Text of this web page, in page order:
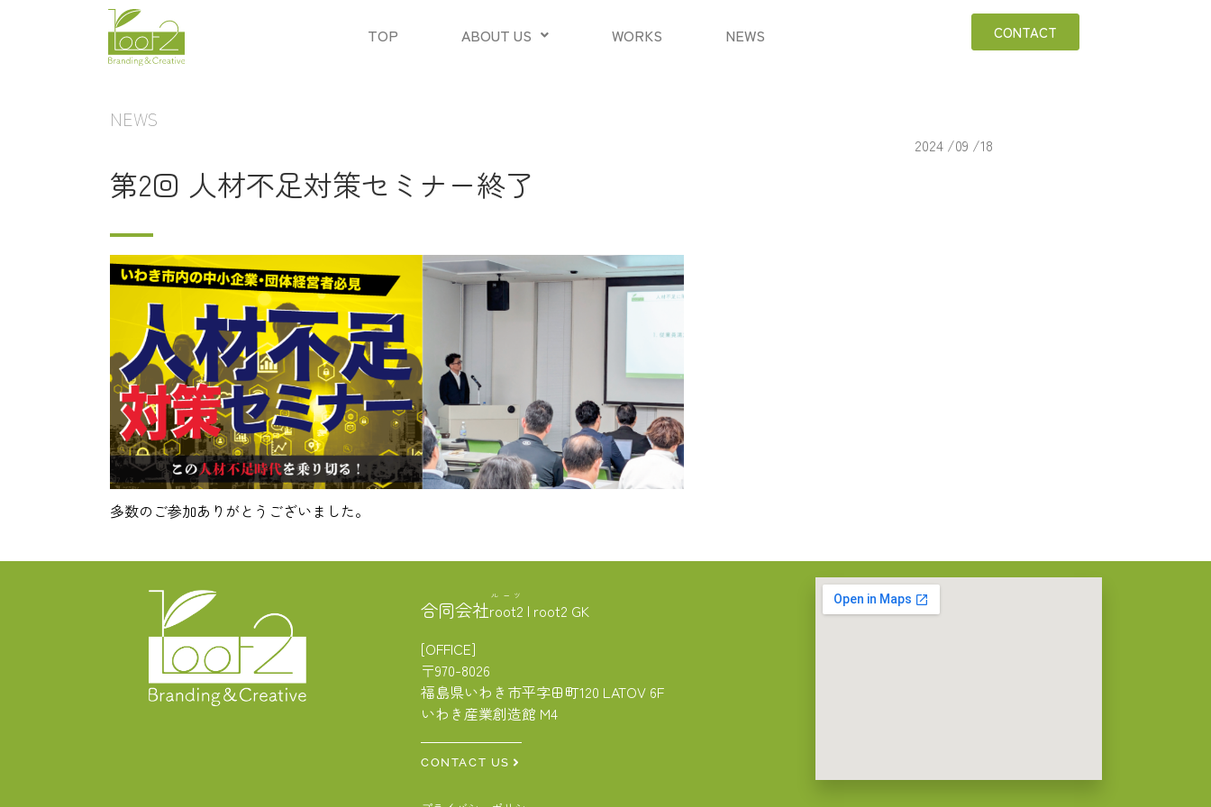
TOP ABOUT US WORKS NEWS CONTACT
NEWS
2024 /09 /18
第2回 人材不足対策セミナー終了
多数のご参加ありがとうございました。
合同会社root2
ルーツ
| root2 GK
[OFFICE]
〒970-8026
福島県いわき市平字田町120 LATOV 6F
いわき産業創造館 M4
CONTACT US